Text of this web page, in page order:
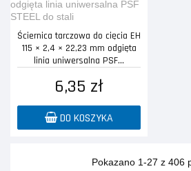
Ściernica tarczowa do cięcia EH
115 × 2,4 × 22,23 mm odgięta
linia uniwersalna PSF...
6,35 zł
DO KOSZYKA
Pokazano 1-27 z 406